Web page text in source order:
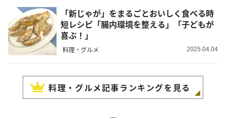
「新じゃが」をまるごとおいしく食べる時
短レシピ「腸内環境を整える」「子どもが
喜ぶ！」
料理・グルメ 2025.04.04
料理・グルメ記事ランキングを見る